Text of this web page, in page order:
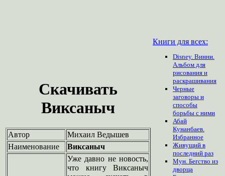
Скачивать
Виксаныч
Автор
Михаил Ведышев
Наименование
Виксаныч
Уже давно не новость,
что книгу Виксаныч
Книги для всех:
Disney. Винни.
Альбом для
рисования и
раскрашивания
Черные
заговоры и
способы
борьбы с ними
Абай
Кунанбаев.
Избранное
Живущий в
последний раз
Мун. Бегство из
дворца